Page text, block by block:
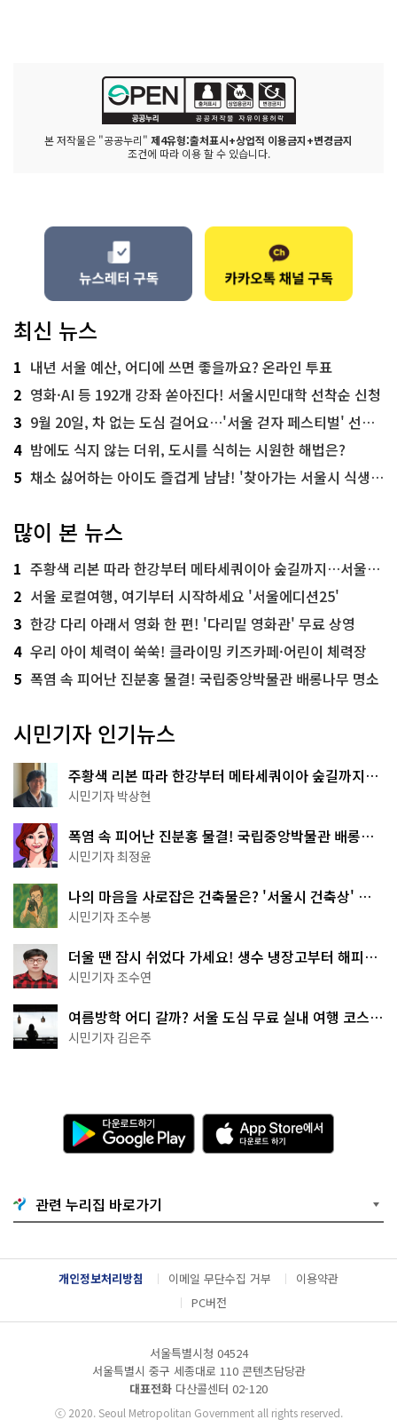
본 저작물은 "공공누리" 제4유형:출처표시+상업적 이용금지+변경금지
조건에 따라 이용 할 수 있습니다.
최신 뉴스
1 내년 서울 예산, 어디에 쓰면 좋을까요? 온라인 투표
2 영화·AI 등 192개 강좌 쏟아진다! 서울시민대학 선착순 신청
3 9월 20일, 차 없는 도심 걸어요…'서울 걷자 페스티벌' 선착순 5천명
4 밤에도 식지 않는 더위, 도시를 식히는 시원한 해법은?
5 채소 싫어하는 아이도 즐겁게 냠냠! '찾아가는 서울시 식생활 교육' 현장
많이 본 뉴스
1 주황색 리본 따라 한강부터 메타세쿼이아 숲길까지…서울둘레길 15코스
2 서울 로컬여행, 여기부터 시작하세요 '서울에디션25'
3 한강 다리 아래서 영화 한 편! '다리밑 영화관' 무료 상영
4 우리 아이 체력이 쑥쑥! 클라이밍 키즈카페·어린이 체력장
5 폭염 속 피어난 진분홍 물결! 국립중앙박물관 배롱나무 명소
시민기자 인기뉴스
주황색 리본 따라 한강부터 메타세쿼이아 숲길까지…
서울둘레길 15코스
시민기자 박상현
폭염 속 피어난 진분홍 물결! 국립중앙박물관 배롱나
무 명소
시민기자 최정윤
나의 마음을 사로잡은 건축물은? '서울시 건축상' 수
상작 공개!
시민기자 조수봉
더울 땐 잠시 쉬었다 가세요! 생수 냉장고부터 해피소
·무더위쉼터까지
시민기자 조수연
여름방학 어디 갈까? 서울 도심 무료 실내 여행 코스
추천
시민기자 김은주
다
운
로
기
G
o
g
l
e
l
A
p
p
e
서
다
운
드
관련 누리집 바로가기
개인정보처리방침 이메일 무단수집 거부
이용약관
PC버전
서울특별시청 04524
서울특별시 중구 세종대로 110 콘텐츠담당관
대표전화 다산콜센터 02-120
ⓒ2020. Seoul Metropolitan Government all rights reserved.